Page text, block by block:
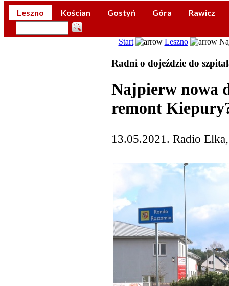
Leszno Kościan Gostyń Góra Rawicz
Start Leszno
Radni o dojeździe do
Najpierw nowa
remont
13.05.2021. Radio